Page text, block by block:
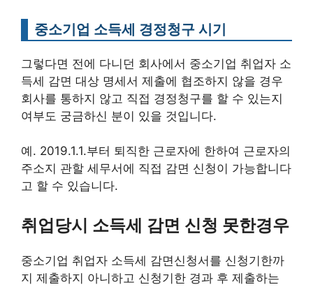
중소기업 소득세 경정청구 시기
그렇다면 전에 다니던 회사에서 중소기업 취업자 소
득세 감면 대상 명세서 제출에 협조하지 않을 경우
회사를 통하지 않고 직접 경정청구를 할 수 있는지
여부도 궁금하신 분이 있을 것입니다.
예. 2019.1.1.부터 퇴직한 근로자에 한하여 근로자의
주소지 관할 세무서에 직접 감면 신청이 가능합니다
고 할 수 있습니다.
취업당시 소득세 감면 신청 못한경우
중소기업 취업자 소득세 감면신청서를 신청기한까
지 제출하지 아니하고 신청기한 경과 후 제출하는